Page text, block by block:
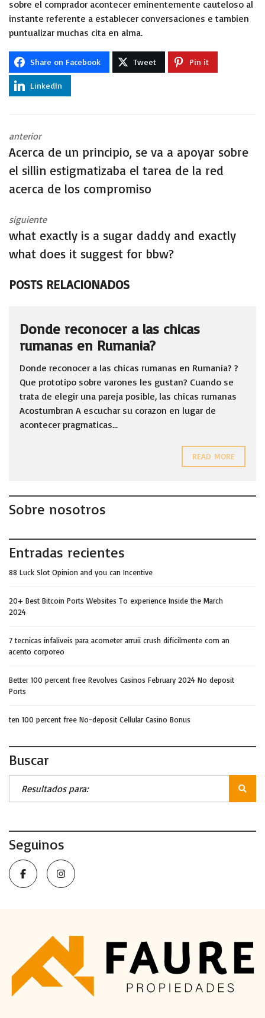
sobre el comprador acontecer eminentemente cauteloso al
instante referente a establecer conversaciones e tambien
puntualizar muchas cita en alma.
Share on Facebook Tweet Pin it
LinkedIn
anterior
Acerca de un principio, se va a apoyar sobre
el silli­n estigmatizaba el tarea de la red
acerca de los compromiso
siguiente
what exactly is a sugar daddy and exactly
what does it suggest for bbw?
POSTS RELACIONADOS
Donde reconocer a las chicas
rumanas en Rumania?
Donde reconocer a las chicas rumanas en Rumania? ?
Que prototipo sobre varones les gustan? Cuando se
trata de elegir una pareja posible, las chicas rumanas
Acostumbran A escuchar su corazon en lugar de
acontecer pragmaticas...
READ MORE
Sobre nosotros
Entradas recientes
88 Luck Slot Opinion and you can Incentive
20+ Best Bitcoin Ports Websites To experience Inside the March
2024
7 tecnicas infaliveis para acometer arruii crush dificilmente com an
acento corporeo
Better 100 percent free Revolves Casinos February 2024 No deposit
Ports
ten 100 percent free No-deposit Cellular Casino Bonus
Buscar
Seguinos